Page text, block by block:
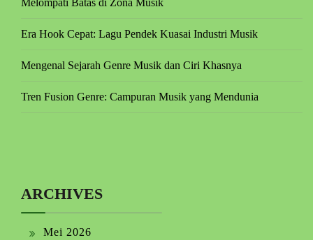
Era Hook Cepat: Lagu Pendek Kuasai Industri Musik
Mengenal Sejarah Genre Musik dan Ciri Khasnya
Tren Fusion Genre: Campuran Musik yang Mendunia
ARCHIVES
Mei 2026